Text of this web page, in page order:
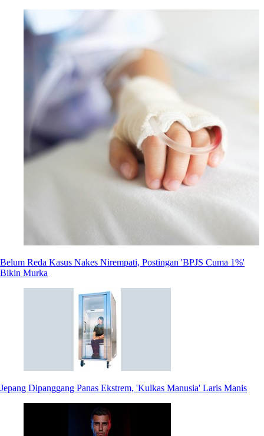
Belum Reda Kasus Nakes Nirempati, Postingan 'BPJS Cuma 1%'
Bikin Murka
Jepang Dipanggang Panas Ekstrem, 'Kulkas Manusia' Laris Manis